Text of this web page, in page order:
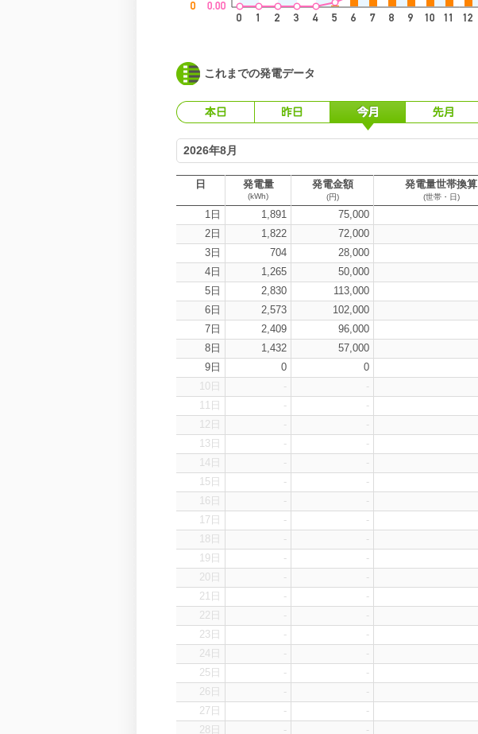
これまでの発電データ
2026年8月
日 発電量
(kWh)
発電金額
(円)
発電量世帯換算
(世帯・日)
1日 1,891 75,000
2日
1,822 72,000
3日
704 28,000
4日
1,265 50,000
5日
2,830 113,000
6日
2,573 102,000
7日
2,409 96,000
8日
1,432 57,000
9日
0 0
10日
- -
11日
- -
12日
- -
13日
- -
14日
- -
15日
- -
16日
- -
17日
- -
18日
- -
19日
- -
20日
- -
21日
- -
22日
- -
23日
- -
24日
- -
25日
- -
26日
- -
27日
- -
28日
- -